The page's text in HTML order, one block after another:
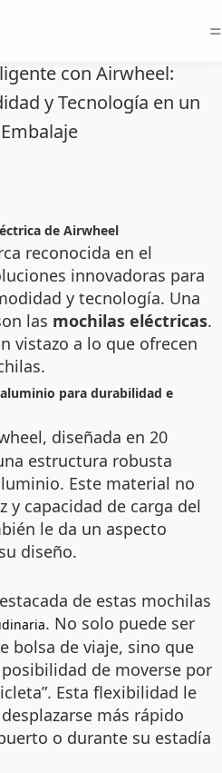
=
con Airwheel:
y Tecnología en un
de Airwheel
reconocida en el
innovadoras para
y tecnología. Una
las mochilas eléctricas.
vistazo a lo que ofrecen
para durabilidad e
diseñada en 20
estructura robusta
Este material no
y capacidad de carga del
le da un aspecto
diseño.
de estas mochilas
. No solo puede ser
bolsa de viaje, sino que
de moverse por
Esta flexibilidad le
más rápido
o durante su estadía